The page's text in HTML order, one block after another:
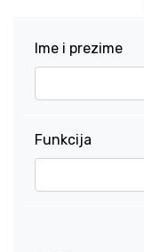
Ime i prezime
Funkcija